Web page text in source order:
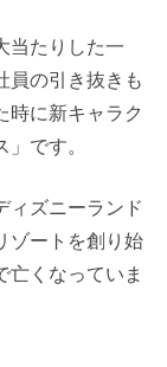
当たりした一
員の引き抜きも
時に新キャラク
です。
ィズニーランド
ゾートを創り始
亡くなっていま